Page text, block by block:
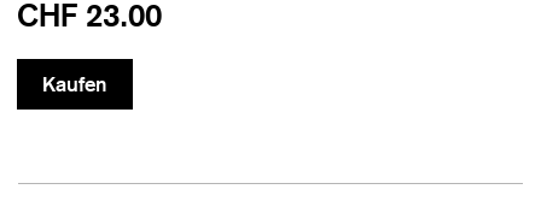
CHF 23.00